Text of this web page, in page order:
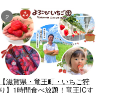
2位
【滋賀県・竜王町・いちご狩
り】1時間食べ放題！竜王ICす